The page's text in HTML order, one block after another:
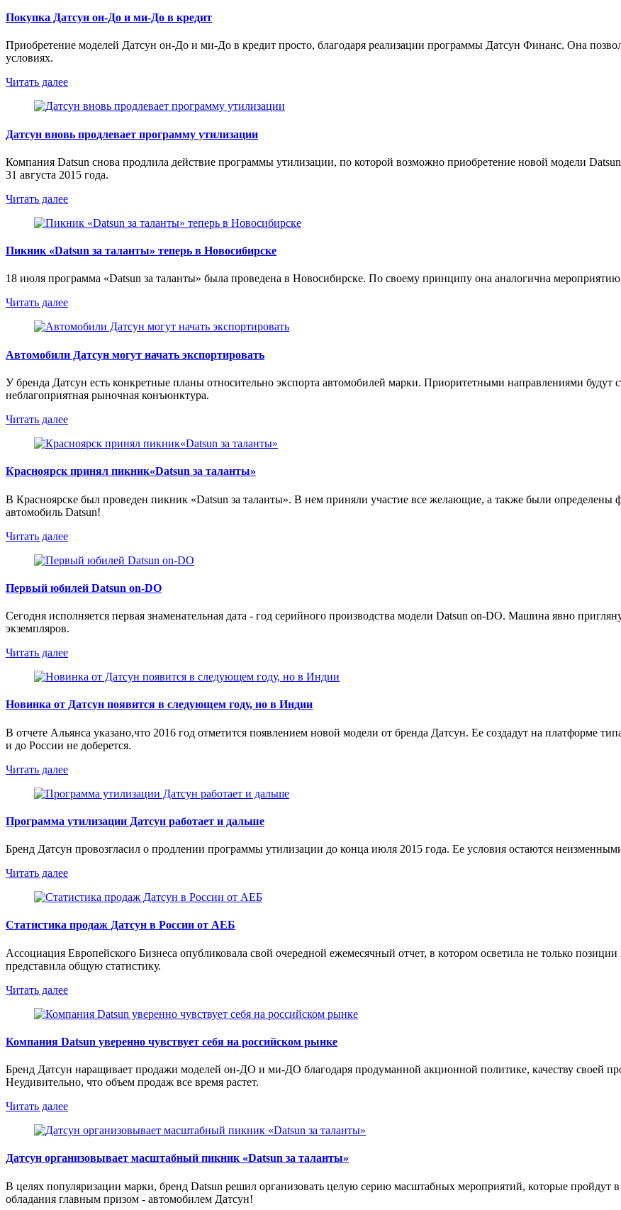
Покупка Датсун он-До и ми-До в кредит
Приобретение моделей Датсун он-До и ми-До в кредит просто, благодаря реализации программы Датсун Финанс. Она
условиях.
Читать далее
Датсун вновь продлевает программу утилизации
Компания Datsun снова продлила действие программы утилизации, по которой возможно приобретение новой модели
31 августа 2015 года.
Читать далее
Пикник «Datsun за таланты» теперь в Новосибирске
18 июля программа «Datsun за таланты» была проведена в Новосибирске. По своему принципу она аналогична
Читать далее
Автомобили Датсун могут начать экспортировать
У бренда Датсун есть конкретные планы относительно экспорта автомобилей марки. Приоритетными направлениями
неблагоприятная рыночная конъюнктура.
Читать далее
Красноярск принял пикник«Datsun за таланты»
В Красноярске был проведен пикник «Datsun за таланты». В нем приняли участие все желающие, а также были определены
автомобиль Datsun!
Читать далее
Первый юбилей Datsun on-DO
Сегодня исполняется первая знаменательная дата - год серийного производства модели Datsun on-DO. Машина явно
экземпляров.
Читать далее
Новинка от Датсун появится в следующем году, но в Индии
В отчете Альянса указано,что 2016 год отметится появлением новой модели от бренда Датсун. Ее создадут на платформе
и до России не доберется.
Читать далее
Программа утилизации Датсун работает и дальше
Бренд Датсун провозгласил о продлении программы утилизации до конца июля 2015 года. Ее условия остаются
Читать далее
Статистика продаж Датсун в России от АЕБ
Ассоциация Европейского Бизнеса опубликовала свой очередной ежемесячный отчет, в котором осветила не только
представила общую статистику.
Читать далее
Компания Datsun уверенно чувствует себя на российском рынке
Бренд Датсун наращивает продажи моделей он-ДО и ми-ДО благодаря продуманной акционной политике, качеству своей
Неудивительно, что объем продаж все время растет.
Читать далее
Датсун организовывает масштабный пикник «Datsun за таланты»
В целях популяризации марки, бренд Datsun решил организовать целую серию масштабных мероприятий, которые пройдут
обладания главным призом - автомобилем Датсун!